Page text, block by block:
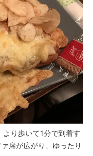
り歩いて1分で到着す
席が広がり、ゆったり